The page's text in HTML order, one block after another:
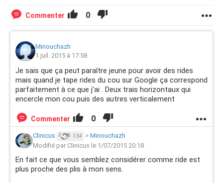
Commenter 0
Minouchazh
1 juil. 2015 à 17:58
Je sais que ça peut paraître jeune pour avoir des rides
mais quand je tape rides du cou sur Google ça correspond
parfaitement à ce que j'ai . Deux trais horizontaux qui
encercle mon cou puis des autres verticalement
Commenter 0
Clinicus 134 > Minouchazh
Modifié par Clinicus le 1/07/2015 20:18
En fait ce que vous semblez considérer comme ride est
plus proche des plis à mon sens.